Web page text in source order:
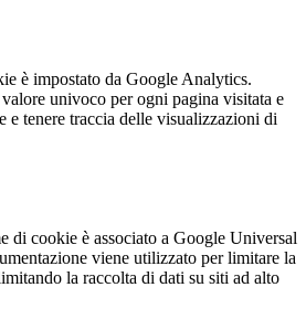
è impostato da Google Analytics.
univoco per ogni pagina visitata e
e tenere traccia delle visualizzazioni di
di cookie è associato a Google Universal
viene utilizzato per limitare la
la raccolta di dati su siti ad alto